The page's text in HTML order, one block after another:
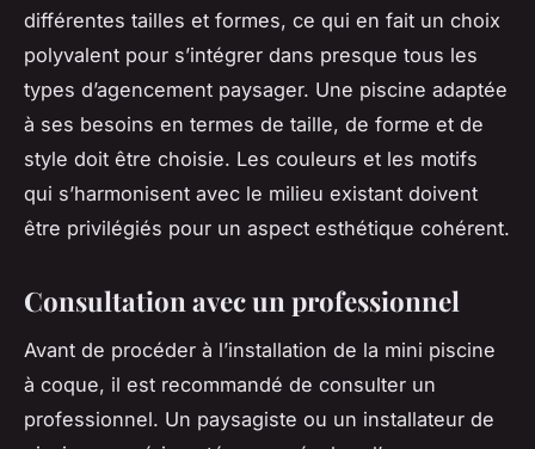
différentes tailles et formes, ce qui en fait un choix
polyvalent pour s’intégrer dans presque tous les
types d’agencement paysager. Une piscine adaptée
à ses besoins en termes de taille, de forme et de
style doit être choisie. Les couleurs et les motifs
qui s’harmonisent avec le milieu existant doivent
être privilégiés pour un aspect esthétique cohérent.
Consultation avec un professionnel
Avant de procéder à l’installation de la mini piscine
à coque, il est recommandé de consulter un
professionnel. Un paysagiste ou un installateur de